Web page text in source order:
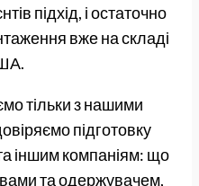
підхід, і остаточно
вже на складі
тільки з нашими
підготовку
іншим компаніям: що
та одержувачем,